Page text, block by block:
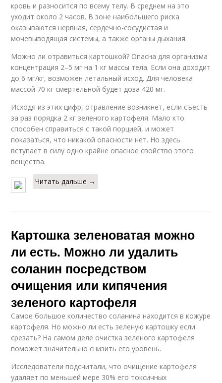
кровь и разносится по всему телу. В среднем на это
уходит около 2 часов. В зоне наибольшего риска
оказываются нервная, сердечно-сосудистая и
мочевыводящая системы, а также органы дыхания.
Можно ли отравиться картошкой? Опасна для организма
концентрация 2–5 мг на 1 кг массы тела. Если она доходит
до 6 мг/кг, возможен летальный исход. Для человека
массой 70 кг смертельной будет доза 420 мг.
Исходя из этих цифр, отравление возникнет, если съесть
за раз порядка 2 кг зеленого картофеля. Мало кто
способен справиться с такой порцией, и может
показаться, что никакой опасности нет. Но здесь
вступает в силу одно крайне опасное свойство этого
вещества.
Читать дальше →
Картошка зеленоватая можно
ли есть. Можно ли удалить
соланин посредством
очищения или кипячения
зеленого картофеля
Самое большое количество соланина находится в кожуре
картофеля. Но можно ли есть зеленую картошку если
срезать? На самом деле очистка зеленого картофеля
поможет значительно снизить его уровень.
Исследователи подсчитали, что очищение картофеля
удаляет по меньшей мере 30% его токсичных